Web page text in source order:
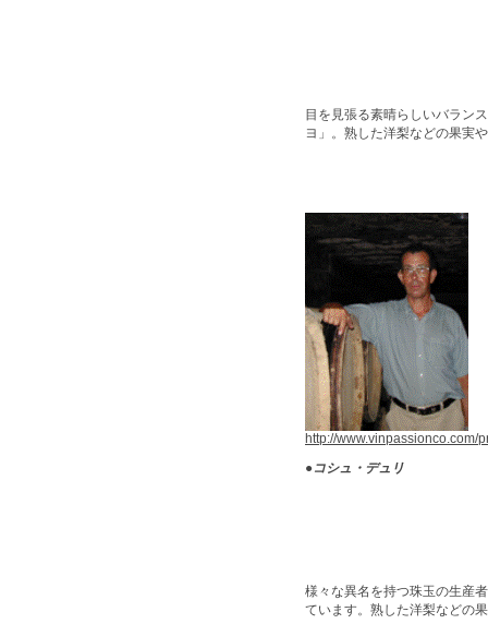
目を見張る素晴らしいバラン
ヨ」。熟した洋梨などの果実
http://www.vinpassionco.com/
●コシュ・デュリ
様々な異名を持つ珠玉の生産
ています。熟した洋梨などの